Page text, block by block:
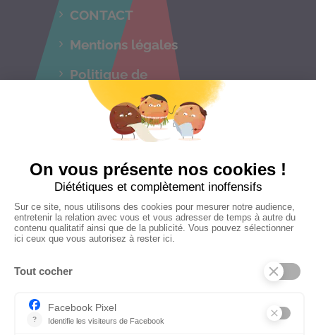
CONTACT
Mentions légales
Politique de
confidentialités
Suivez-nous
CONTACTEZ-NOUS